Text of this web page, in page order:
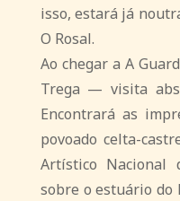
isso, estará já
O Rosal.
Ao chegar a A
Trega — visita
Encontrará as
povoado celta-
Artístico Nacional
sobre o estuário do